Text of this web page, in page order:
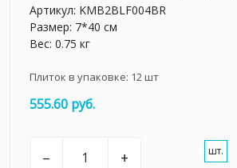
Артикул: KMB2BLF004BR
Размер: 7*40 см
Вес: 0.75 кг
Плиток в упаковке: 12шт
555.60 руб.
– + шт.